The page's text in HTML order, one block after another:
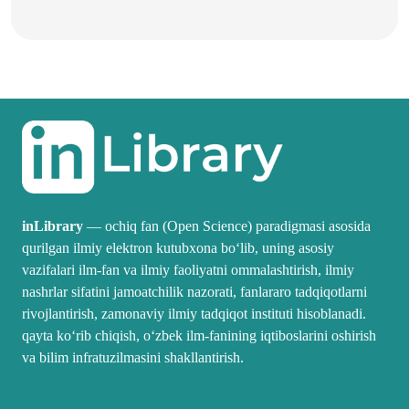
inLibrary — ochiq fan (Open Science) paradigmasi asosida
qurilgan ilmiy elektron kutubxona boʻlib, uning asosiy
vazifalari ilm-fan va ilmiy faoliyatni ommalashtirish, ilmiy
nashrlar sifatini jamoatchilik nazorati, fanlararo tadqiqotlarni
rivojlantirish, zamonaviy ilmiy tadqiqot instituti hisoblanadi.
qayta koʻrib chiqish, oʻzbek ilm-fanining iqtiboslarini oshirish
va bilim infratuzilmasini shakllantirish.